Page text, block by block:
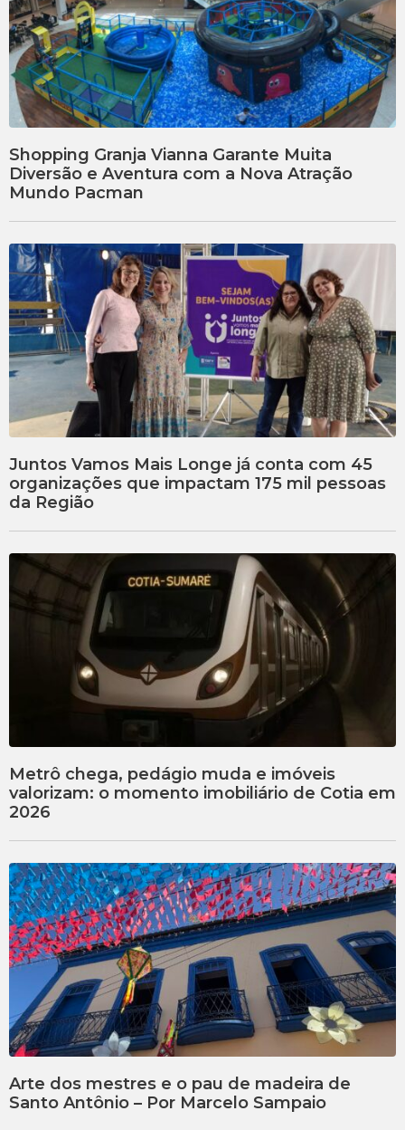
Shopping Granja Vianna Garante Muita
Diversão e Aventura com a Nova Atração
Mundo Pacman
Juntos Vamos Mais Longe já conta com 45
organizações que impactam 175 mil pessoas
da Região
Metrô chega, pedágio muda e imóveis
valorizam: o momento imobiliário de Cotia em
2026
Arte dos mestres e o pau de madeira de
Santo Antônio – Por Marcelo Sampaio